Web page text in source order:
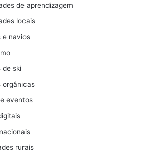
de aprendizagem
locais
e navios
de ski
orgânicas
eventos
rurais